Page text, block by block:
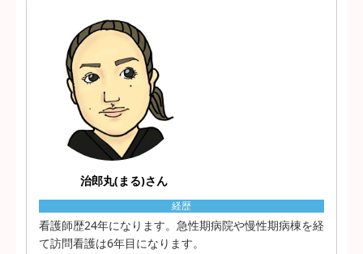
治郎丸(まる)さん
経歴
看護師歴24年になります。急性期病院や慢性期病棟を経
て訪問看護は6年目になります。